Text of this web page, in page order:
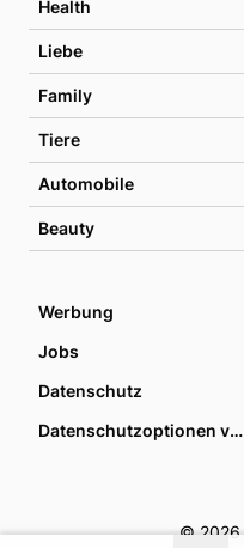
Health
Liebe
Family
Tiere
Automobile
Beauty
Werbung
Jobs
Datenschutz
Datenschutzoptionen verwalten
© 2026